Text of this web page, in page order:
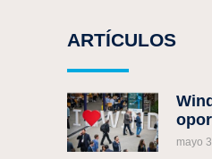
ANTERIOR
ARTÍCULOS
mayo